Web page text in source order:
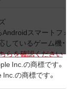
Androidスマートフォ
しているゲーム機・
らを確認ください
Inc.の商標です。
の商標です。